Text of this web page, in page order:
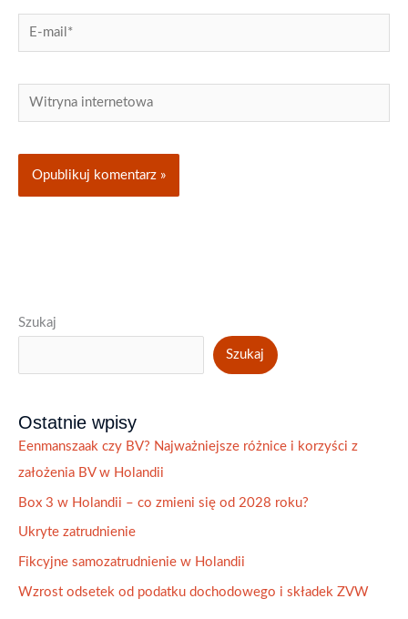
E-
mail*
Witryna
internetowa
Szukaj
Szukaj
Ostatnie wpisy
Eenmanszaak czy BV? Najważniejsze różnice i korzyści z
założenia BV w Holandii
Box 3 w Holandii – co zmieni się od 2028 roku?
Ukryte zatrudnienie
Fikcyjne samozatrudnienie w Holandii
Wzrost odsetek od podatku dochodowego i składek ZVW